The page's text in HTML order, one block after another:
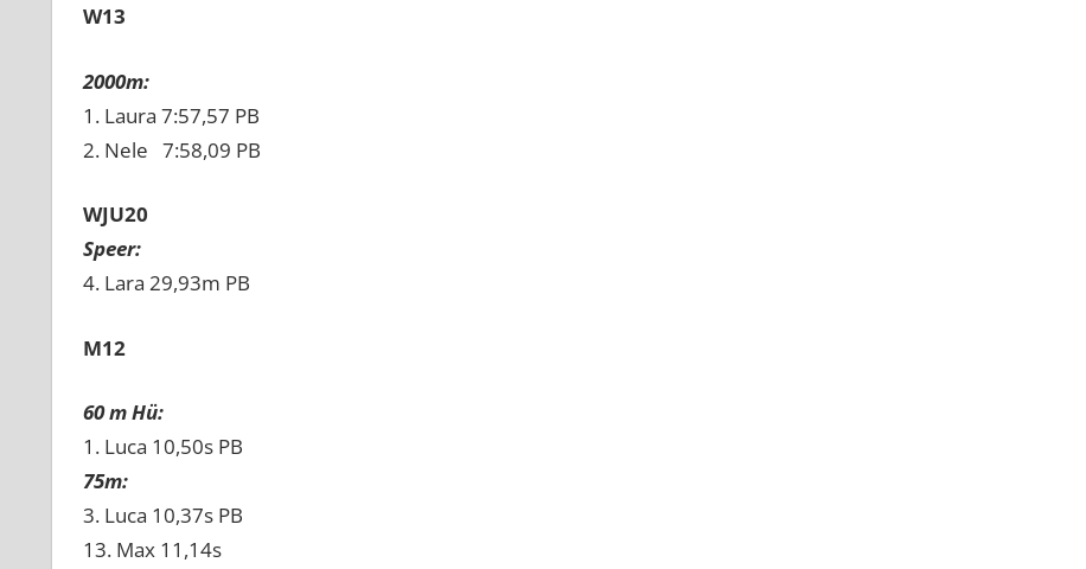
W13
2000m:
1. Laura 7:57,57 PB
2. Nele 7:58,09 PB
WJU20
Speer:
4. Lara 29,93m PB
M12
60 m Hü:
1. Luca 10,50s PB
75m:
3. Luca 10,37s PB
13. Max 11,14s